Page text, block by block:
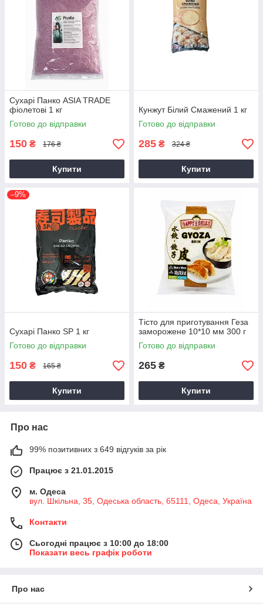
Сухарі Панко ASIA TRADE
фіолетові 1 кг
Готово до відправки
150 ₴ 176 ₴
Купити
Кунжут Білий Смажений 1 кг
Готово до відправки
285 ₴ 324 ₴
Купити
–9%
Сухарі Панко SP 1 кг
Готово до відправки
150 ₴ 165 ₴
Купити
Тісто для приготування Геза
заморожене 10*10 мм 300 г
Готово до відправки
265 ₴
Купити
Про нас
99% позитивних з 649 відгуків за рік
Працює з 21.01.2015
м. Одеса
вул. Шкільна, 35, Одеська область, 65111, Одеса, Україна
Контакти
Сьогодні працює з 10:00 до 18:00
Показати весь графік роботи
Про нас